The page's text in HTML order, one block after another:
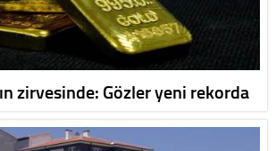
zirvesinde: Gözler yeni rekorda